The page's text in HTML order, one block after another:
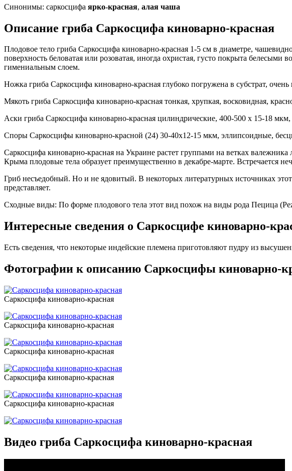
Синонимы: саркосцифа ярко-красная, алая чаша
Описание гриба Саркосцифа киноварно-красная
Плодовое тело гриба Саркосцифа киноварно-красная 1-5 см в диаметре,
поверхность беловатая или розоватая, иногда охристая, густо покрыта
гимениальным слоем.
Ножка гриба Саркосцифа киноварно-красная глубоко погружена в субстрат,
Мякоть гриба Саркосцифа киноварно-красная тонкая, хрупкая, восковидная,
Аски гриба Саркосцифа киноварно-красная цилиндрические, 400-500 х 15-18
Споры Саркосцифы киноварно-красной (24) 30-40х12-15 мкм, эллипсоидные,
Саркосцифа киноварно-красная на Украине растет группами на ветках
Крыма плодовые тела образует преимущественно в декабре-марте. Встречается
Гриб несъедобный. Но и не ядовитый. В некоторых литературных источниках
представляет.
Сходные виды: По форме плодового тела этот вид похож на виды рода Пецица
Интересные сведения о Саркосцифе киноварно-
Есть сведения, что некоторые индейские племена приготовляют пудру из
Фотографии к описанию Саркосцифы киноварно-
Саркосцифа киноварно-красная
Саркосцифа киноварно-красная
Саркосцифа киноварно-красная
Саркосцифа киноварно-красная
Саркосцифа киноварно-красная
Видео гриба Саркосцифа киноварно-красная